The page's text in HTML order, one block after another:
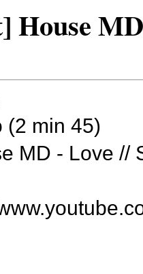
House
(2 min 45)
MD - Love //